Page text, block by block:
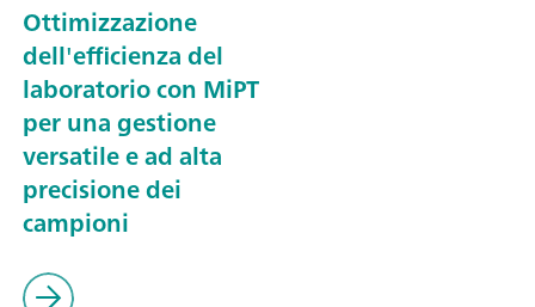
Ottimizzazione
dell'efficienza del
laboratorio con MiPT
per una gestione
versatile e ad alta
precisione dei
campioni